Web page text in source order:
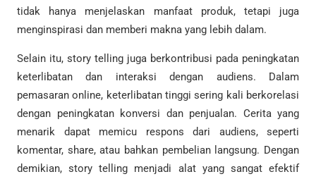
tidak hanya menjelaskan manfaat produk, tetapi juga
menginspirasi dan memberi makna yang lebih dalam.
Selain itu, story telling juga berkontribusi pada peningkatan
keterlibatan dan interaksi dengan audiens. Dalam
pemasaran online, keterlibatan tinggi sering kali berkorelasi
dengan peningkatan konversi dan penjualan. Cerita yang
menarik dapat memicu respons dari audiens, seperti
komentar, share, atau bahkan pembelian langsung. Dengan
demikian, story telling menjadi alat yang sangat efektif